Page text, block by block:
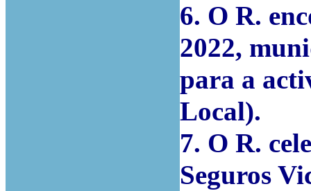
6. O R.
2022,
para a
Local).
7. O R.
Seguros